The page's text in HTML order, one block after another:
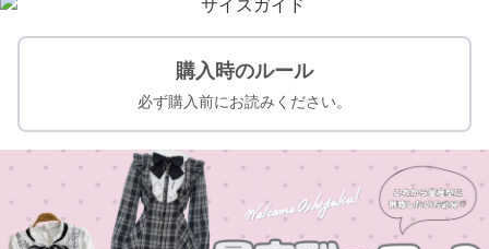
購入時のルール
必ず購入前にお読みください。